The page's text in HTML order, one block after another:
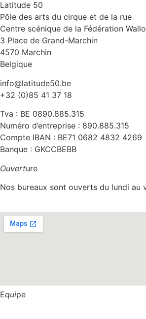
Latitude 50
Pôle des arts du cirque et de la rue
Centre scénique de la Fédération
3 Place de Grand-Marchin
4570 Marchin
Belgique
info@latitude50.be
+32 (0)85 41 37 18
Tva : BE 0890.885.315
Numéro d’entreprise : 890.885.315
Compte IBAN : BE71 0682 4832 4269
Banque : GKCCBEBB
Ouverture
Nos bureaux sont ouverts du lundi au
Equipe